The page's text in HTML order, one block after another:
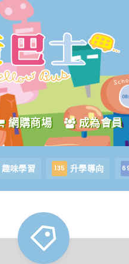
網購商場 成為會員
趣味學習 135 升學導向